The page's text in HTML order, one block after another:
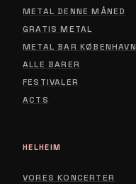
METAL DENNE MÅNED
GRATIS METAL
METAL BAR KØBENHAVN
ALLE BARER
FESTIVALER
ACTS
HELHEIM
VORES KONCERTER